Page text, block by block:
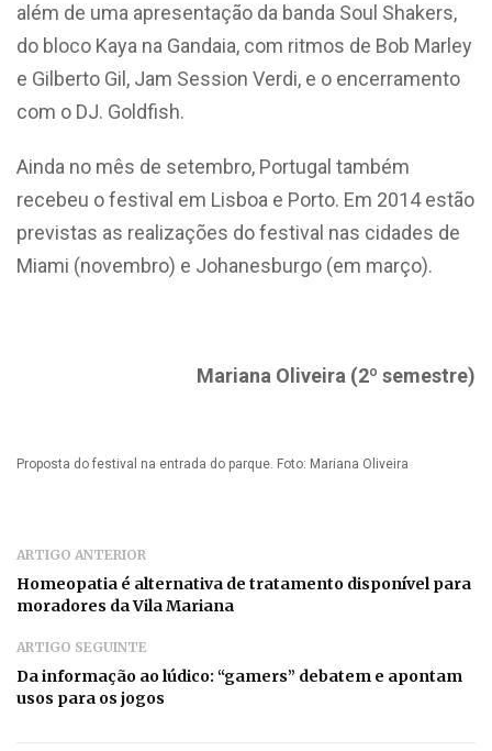
além de uma apresentação da banda Soul Shakers,
do bloco Kaya na Gandaia, com ritmos de Bob Marley
e Gilberto Gil, Jam Session Verdi, e o encerramento
com o DJ. Goldfish.
Ainda no mês de setembro, Portugal também
recebeu o festival em Lisboa e Porto. Em 2014 estão
previstas as realizações do festival nas cidades de
Miami (novembro) e Johanesburgo (em março).
Mariana Oliveira (2º semestre)
Proposta do festival na entrada do parque. Foto: Mariana Oliveira
ARTIGO ANTERIOR
Homeopatia é alternativa de tratamento disponível para
moradores da Vila Mariana
ARTIGO SEGUINTE
Da informação ao lúdico: “gamers” debatem e apontam
usos para os jogos